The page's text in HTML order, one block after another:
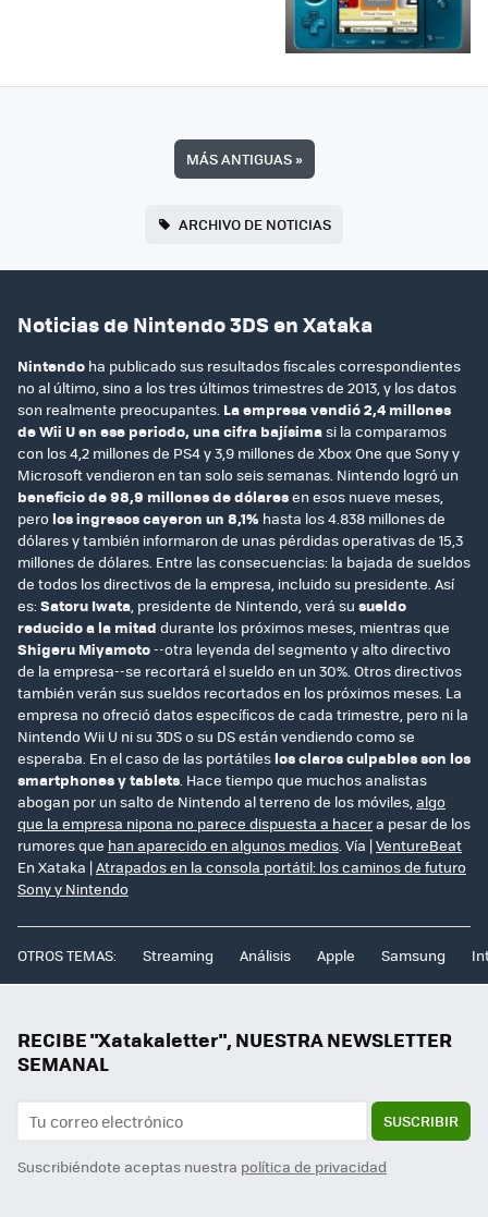
MÁS ANTIGUAS»
ARCHIVO DE NOTICIAS
Noticias de Nintendo 3DS en Xataka
Nintendo ha publicado sus resultados fiscales correspondientes
no al último, sino a los tres últimos trimestres de 2013, y los datos
son realmente preocupantes. La empresa vendió 2,4 millones
de Wii U en ese periodo, una cifra bajísimasi la comparamos
con los 4,2 millones de PS4 y 3,9 millones de Xbox One que Sony y
Microsoft vendieron en tan solo seis semanas. Nintendo logró un
beneficio de 98,9 millones de dólaresen esos nueve meses,
pero los ingresos cayeron un 8,1% hasta los 4.838 millones de
dólares y también informaron de unas pérdidas operativas de 15,3
millones de dólares. Entre las consecuencias: la bajada de sueldos
de todos los directivos de la empresa, incluido su presidente. Así
es: Satoru Iwata, presidente de Nintendo, verá su sueldo
reducido a la mitad durante los próximos meses, mientras que
Shigeru Miyamoto--otra leyenda del segmento y alto directivo
de la empresa--se recortará el sueldo en un 30%. Otros directivos
también verán sus sueldos recortados en los próximos meses. La
empresa no ofreció datos específicos de cada trimestre, pero ni la
Nintendo Wii U ni su 3DS o su DS están vendiendo como se
esperaba. En el caso de las portátiles los claros culpables son los
smartphones y tablets. Hace tiempo que muchos analistas
abogan por un salto de Nintendo al terreno de los móviles,algo
que la empresa nipona no parece dispuesta a hacera pesar de los
rumores que han aparecido en algunos medios. Vía |VentureBeat
En Xataka |Atrapados en la consola portátil: los caminos de futuro
Sony y Nintendo
OTROS TEMAS: Streaming Análisis Apple Samsung
RECIBE "Xatakaletter", NUESTRA NEWSLETTER
SEMANAL
SUSCRIBIR
Suscribiéndote aceptas nuestra política de privacidad